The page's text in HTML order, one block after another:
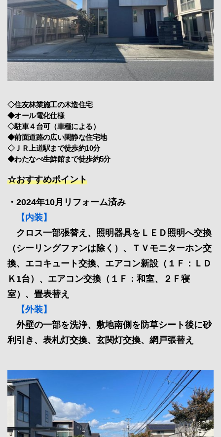
◇住友林業施工の木造住宅
◆オール電化仕様
◇駐車４台可（車種による）
◆前面道路の広い閑静な住宅地
◇ＪＲ上道駅まで徒歩約10分
◆わたなべ生鮮館まで徒歩約5分
☆おすすめポイント
・2024年10月リフォーム済み
【内装】
クロス一部張替え、照明器具をＬＥＤ照明へ交換
（シーリングファンは除く）、ＴＶモニターホン交
換、エコキュート交換、エアコン新設（１Ｆ：ＬＤ
Ｋ1台）、エアコン交換（１Ｆ：和室、２Ｆ寝
室）、畳表替え
【外装】
外壁の一部を洗浄、敷地南側を防草シート後に砂
利引き、表札灯交換、玄関灯交換、網戸張替え